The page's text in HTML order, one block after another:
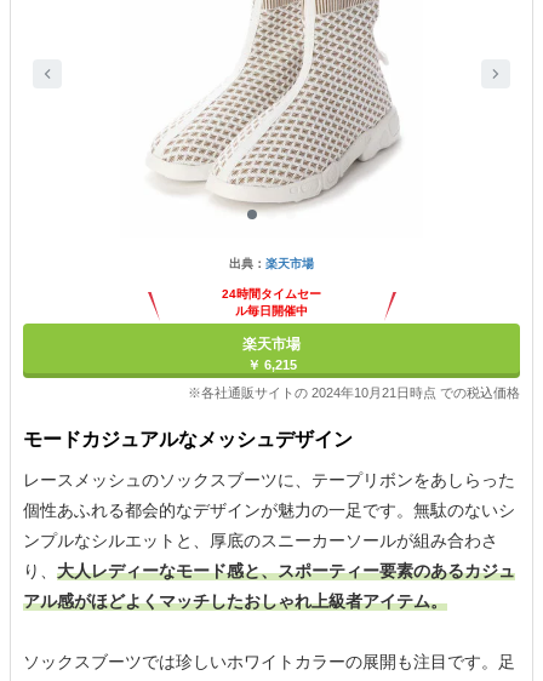
出典： 楽天市場
24時間タイムセー
ル毎日開催中
楽天市場
￥ 6,215
※各社通販サイトの 2024年10月21日時点 での税込価格
モードカジュアルなメッシュデザイン
レースメッシュのソックスブーツに、テープリボンをあしらった
個性あふれる都会的なデザインが魅力の一足です。無駄のないシ
ンプルなシルエットと、厚底のスニーカーソールが組み合わさ
り、 大人レディーなモード感と、スポーティー要素のあるカジュ
アル感がほどよくマッチしたおしゃれ上級者アイテム。
ソックスブーツでは珍しいホワイトカラーの展開も注目です。足